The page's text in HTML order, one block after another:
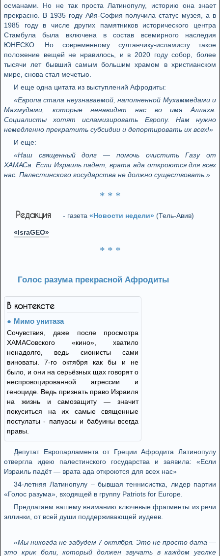
османами. Но не так проста Латинопулу, историю она знает
прекрасно. В 1935 году Айя-София получила статус музея, а в
1985 году в числе других памятников исторического центра
Стамбула была включена в состав всемирного наследия
ЮНЕСКО. Но современному султанчику-исламисту такое
положение вещей не нравилось, и в 2020 году собор, более
тысячи лет бывший самым большим храмом в христианском
мире, снова стал мечетью.
И еще одна цитата из выступлений Афродиты:
«Европа стала неузнаваемой, наполненной Мухаммедами и
Махмудами, которые ненавидят нас во имя Аллаха.
Социалисты хотят исламизировать Европу. Нам нужно
немедленно прекратить субсидии и депортировать их всех!»
И еще:
«Наш священный долг — помочь очистить Газу от
ХАМАСа. Если Израиль падет, врата ада откроются для всех
нас. Палестинского государства не должно существовать.»
* * *
Редакция - газета «Новости недели» (Тель-Авив)
«IsraGEO»
* * *
Голос разума прекрасной Афродиты
В контексте
Мимо унитаза
Сочувствия, даже после просмотра
ХАМАСовского «кино», хватило
ненадолго, ведь сионисты сами
виноваты. 7-го октября как бы и не
было, и они на серьёзных щах говорят о
неспровоцированной агрессии и
геноциде. Ведь признать право Израиля
на жизнь и самозащиту — значит
покуситься на их самые священные
постулаты - папуасы и бабуины всегда
правы.
Депутат Европарламента от Греции Афродита Латинопулу
отвергла идею палестинского государства и заявила: «Если
Израиль падёт — врата ада откроются для всех нас»
34-летняя Латинопулу – бывшая теннисистка, лидер партии
«Голос разума», входящей в группу Patriots for Europe.
Предлагаем вашему вниманию ключевые фрагменты из речи
эллинки, от всей души поддерживающей иудеев.
«Мы никогда не забудем 7 октября. Это не просто дата —
это крик боли, который должен звучать в каждом уголке